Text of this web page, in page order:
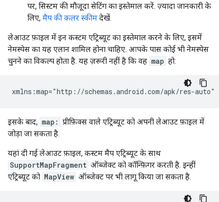
पर, सिस्टम की मौजूदा सेटिंग का इस्तेमाल करें. ज़्यादा जानकारी के
लिए, मैप की कलर स्कीम देखें.
लेआउट फ़ाइल में इन कस्टम एट्रिब्यूट का इस्तेमाल करने के लिए, इसमें
नेमस्पेस का यह एलान शामिल होना चाहिए. आपके पास कोई भी नेमस्पेस
चुनने का विकल्प होता है. यह ज़रूरी नहीं है कि वह map हो:
इसके बाद, map: प्रीफ़िक्स वाले एट्रिब्यूट को अपनी लेआउट फ़ाइल में
जोड़ा जा सकता है.
यहां दी गई लेआउट फ़ाइल, कस्टम मैप एट्रिब्यूट के साथ
SupportMapFragment ऑब्जेक्ट को कॉन्फ़िगर करती है. इन्हीं
एट्रिब्यूट को MapView ऑब्जेक्ट पर भी लागू किया जा सकता है.